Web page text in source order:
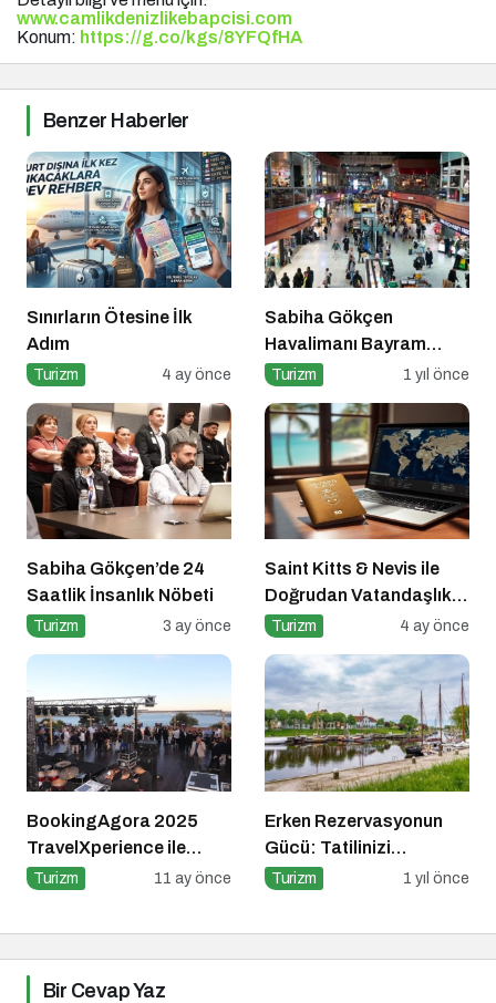
www.camlikdenizlikebapcisi.com
Konum: https://g.co/kgs/8YFQfHA
Benzer Haberler
Sınırların Ötesine İlk
Adım
Turizm 4 ay önce
Sabiha Gökçen
Havalimanı Bayram
Yoğunluğuna Hazır!
Turizm 1 yıl önce
Sabiha Gökçen’de 24
Saatlik İnsanlık Nöbeti
Turizm 3 ay önce
Saint Kitts & Nevis ile
Doğrudan Vatandaşlık
Dönemi
Turizm 4 ay önce
BookingAgora 2025
TravelXperience ile
seyahat sektörü Six
Turizm 11 ay önce
Erken Rezervasyonun
Gücü: Tatilinizi
Planlayın, Avantajları
Turizm 1 yıl önce
Bir Cevap Yaz